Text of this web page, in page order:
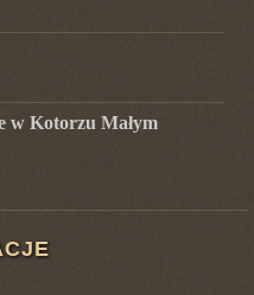
w Kotorzu Małym